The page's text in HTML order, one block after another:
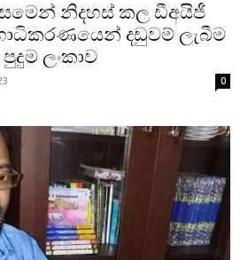
නිදහස් කල ඩීඅයිජී
දඩුවම් ලැබීම
ලංකාව
0